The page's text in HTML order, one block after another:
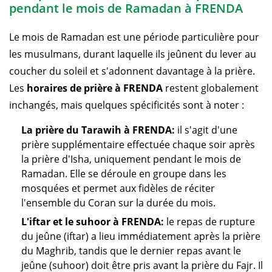
pendant le mois de Ramadan à FRENDA
Le mois de Ramadan est une période particulière pour
les musulmans, durant laquelle ils jeûnent du lever au
coucher du soleil et s'adonnent davantage à la prière.
Les horaires de prière à FRENDA restent globalement
inchangés, mais quelques spécificités sont à noter :
La prière du Tarawih à FRENDA: il s'agit d'une
prière supplémentaire effectuée chaque soir après
la prière d'Isha, uniquement pendant le mois de
Ramadan. Elle se déroule en groupe dans les
mosquées et permet aux fidèles de réciter
l'ensemble du Coran sur la durée du mois.
L'iftar et le suhoor à FRENDA: le repas de rupture
du jeûne (iftar) a lieu immédiatement après la prière
du Maghrib, tandis que le dernier repas avant le
jeûne (suhoor) doit être pris avant la prière du Fajr. Il